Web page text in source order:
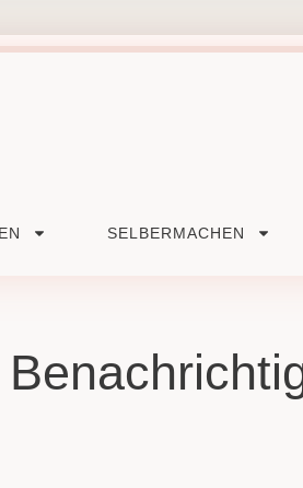
SELBERMACHEN